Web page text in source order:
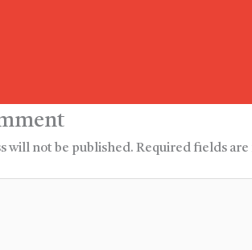
will not be published. Required fields